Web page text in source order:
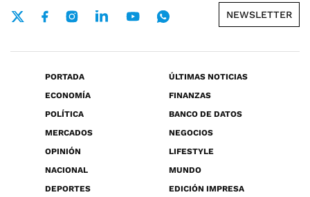
NEWSLETTER
PORTADA
ÚLTIMAS NOTICIAS
ECONOMÍA
FINANZAS
POLÍTICA
BANCO DE DATOS
MERCADOS
NEGOCIOS
OPINIÓN
LIFESTYLE
NACIONAL
MUNDO
DEPORTES
EDICIÓN IMPRESA